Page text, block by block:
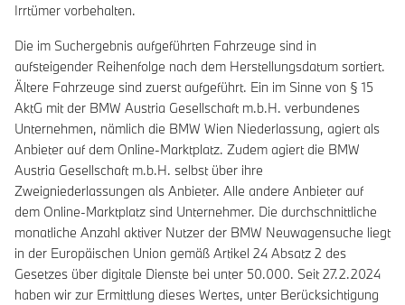
Irrtümer vorbehalten.
Die im Suchergebnis aufgeführten Fahrzeuge sind in
aufsteigender Reihenfolge nach dem Herstellungsdatum sortiert.
Ältere Fahrzeuge sind zuerst aufgeführt. Ein im Sinne von § 15
AktG mit der BMW Austria Gesellschaft m.b.H. verbundenes
Unternehmen, nämlich die BMW Wien Niederlassung, agiert als
Anbieter auf dem Online-Marktplatz. Zudem agiert die BMW
Austria Gesellschaft m.b.H. selbst über ihre
Zweigniederlassungen als Anbieter. Alle andere Anbieter auf
dem Online-Marktplatz sind Unternehmer. Die durchschnittliche
monatliche Anzahl aktiver Nutzer der BMW Neuwagensuche liegt
in der Europäischen Union gemäß Artikel 24 Absatz 2 des
Gesetzes über digitale Dienste bei unter 50.000. Seit 27.2.2024
haben wir zur Ermittlung dieses Wertes, unter Berücksichtigung